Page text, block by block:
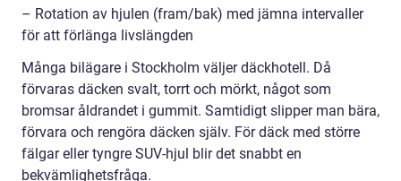
– Rotation av hjulen (fram/bak) med jämna intervaller
för att förlänga livslängden
Många bilägare i Stockholm väljer däckhotell. Då
förvaras däcken svalt, torrt och mörkt, något som
bromsar åldrandet i gummit. Samtidigt slipper man bära,
förvara och rengöra däcken själv. För däck med större
fälgar eller tyngre SUV-hjul blir det snabbt en
bekvämlighetsfråga.